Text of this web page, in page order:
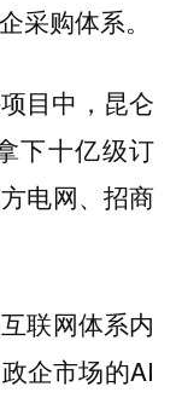
采购体系。
目中，昆仑
下十亿级订
电网、招商
联网体系内
企市场的AI